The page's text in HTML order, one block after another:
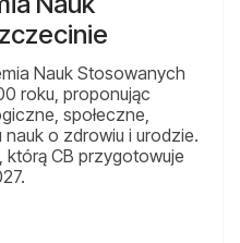
Nauk Stosowanych
roku, proponując
społeczne,
o zdrowiu i urodzie.
CB przygotowuje